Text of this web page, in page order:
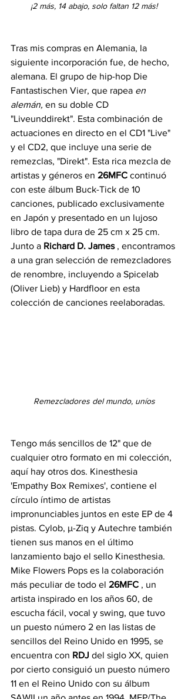
¡2 más, 14 abajo, solo faltan 12 más!
Tras mis compras en Alemania, la
siguiente incorporación fue, de hecho,
alemana. El grupo de hip-hop Die
Fantastischen Vier, que rapea en
alemán, en su doble CD
"Liveunddirekt". Esta combinación de
actuaciones en directo en el CD1 "Live"
y el CD2, que incluye una serie de
remezclas, "Direkt". Esta rica mezcla de
artistas y géneros en 26MFC continuó
con este álbum Buck-Tick de 10
canciones, publicado exclusivamente
en Japón y presentado en un lujoso
libro de tapa dura de 25 cm x 25 cm.
Junto a Richard D. James , encontramos
a una gran selección de remezcladores
de renombre, incluyendo a Spicelab
(Oliver Lieb) y Hardfloor en esta
colección de canciones reelaboradas.
Remezcladores del mundo, uníos
Tengo más sencillos de 12" que de
cualquier otro formato en mi colección,
aquí hay otros dos. Kinesthesia
'Empathy Box Remixes', contiene el
círculo íntimo de artistas
impronunciables juntos en este EP de 4
pistas. Cylob, µ-Ziq y Autechre también
tienen sus manos en el último
lanzamiento bajo el sello Kinesthesia.
Mike Flowers Pops es la colaboración
más peculiar de todo el 26MFC , un
artista inspirado en los años 60, de
escucha fácil, vocal y swing, que tuvo
un puesto número 2 en las listas de
sencillos del Reino Unido en 1995, se
encuentra con RDJ del siglo XX, quien
por cierto consiguió un puesto número
11 en el Reino Unido con su álbum